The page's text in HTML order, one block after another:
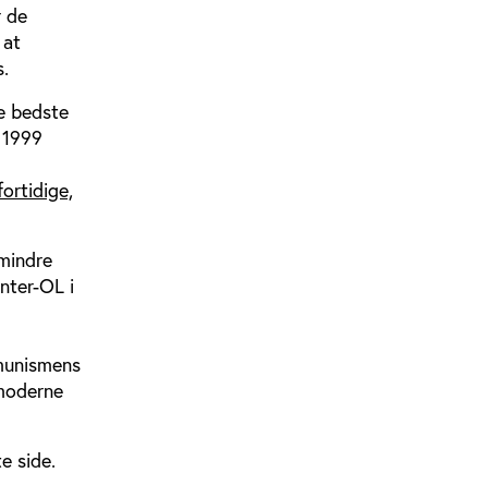
de
bedste
OL i
side.